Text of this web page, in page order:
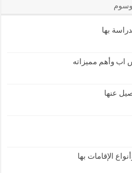
بها
اب وأهم مميزاته
الإقامات بها